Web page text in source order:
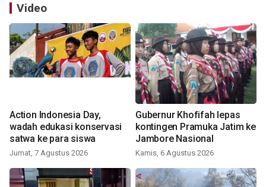
Video
Action Indonesia Day,
wadah edukasi konservasi
satwa ke para siswa
Jumat, 7 Agustus 2026
Gubernur Khofifah lepas
kontingen Pramuka Jatim ke
Jambore Nasional
Kamis, 6 Agustus 2026